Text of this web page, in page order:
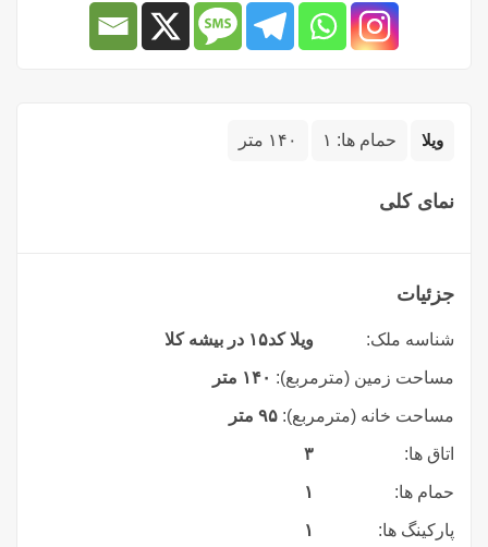
ویلا حمام ها: ۱ ۱۴۰ متر
نمای کلی
جزئیات
شناسه ملک: ویلا کد۱۵ در بیشه کلا
مساحت زمین (مترمربع): ۱۴۰ متر
مساحت خانه (مترمربع): ۹۵ متر
اتاق ها: ۳
حمام ها: ۱
پارکینگ ها: ۱